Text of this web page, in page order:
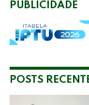
PUBLICIDADE
POSTS